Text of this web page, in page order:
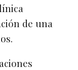
de una